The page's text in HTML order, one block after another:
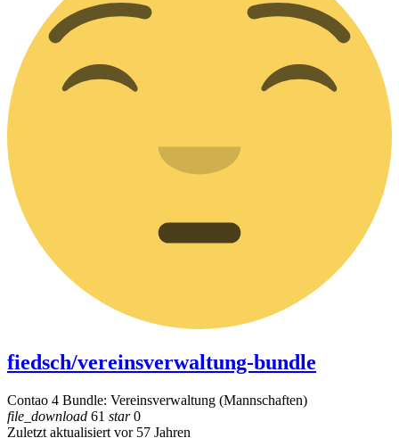
fiedsch/vereinsverwaltung-bundle
Contao 4 Bundle: Vereinsverwaltung (Mannschaften)
file_download 61 star0
Zuletzt aktualisiert vor 57 Jahren